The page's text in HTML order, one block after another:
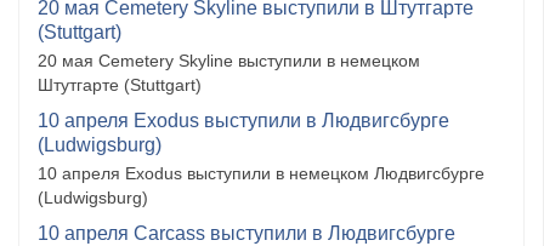
20 мая Cemetery Skyline выступили в Штутгарте
(Stuttgart)
20 мая Cemetery Skyline выступили в немецком
Штутгарте (Stuttgart)
10 апреля Exodus выступили в Людвигсбурге
(Ludwigsburg)
10 апреля Exodus выступили в немецком Людвигсбурге
(Ludwigsburg)
10 апреля Carcass выступили в Людвигсбурге